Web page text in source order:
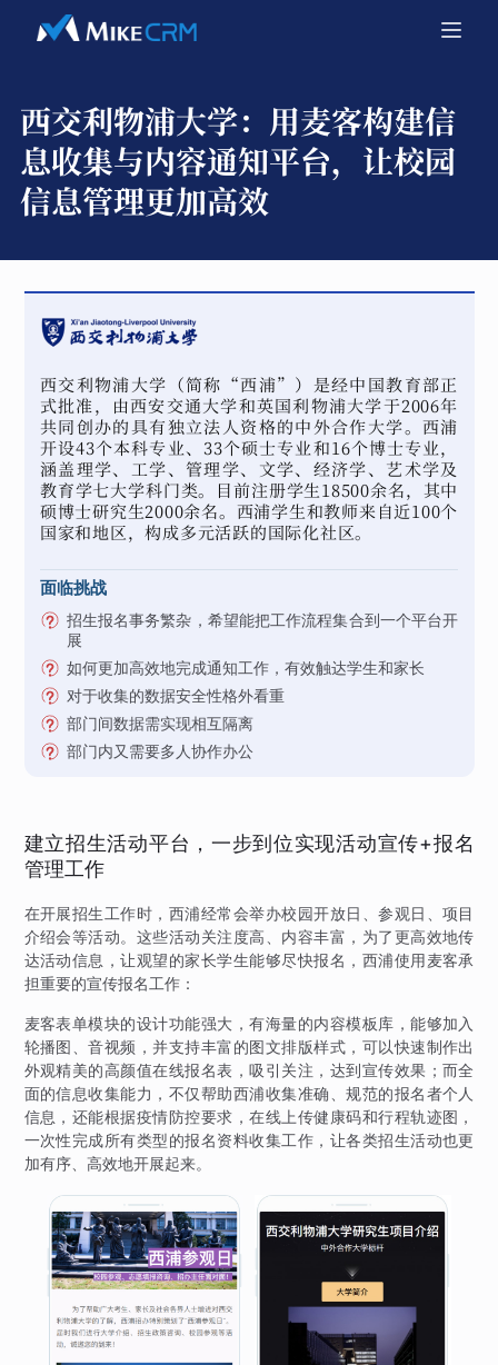
西交利物浦大学： 用麦客构建信
息收集与内容通知平台，让校园
信息管理更加高效
西交利物浦大学（简称“西浦”）是经中国教育部正
式批准，由西安交通大学和英国利物浦大学于2006年
共同创办的具有独立法人资格的中外合作大学。西浦
开设43个本科专业、33个硕士专业和16个博士专业，
涵盖理学、工学、管理学、文学、经济学、艺术学及
教育学七大学科门类。目前注册学生18500余名，其中
硕博士研究生2000余名。西浦学生和教师来自近100个
国家和地区，构成多元活跃的国际化社区。
面临挑战
招生报名事务繁杂，希望能把工作流程集合到一个平台开
展
如何更加高效地完成通知工作，有效触达学生和家长
对于收集的数据安全性格外看重
部门间数据需实现相互隔离
部门内又需要多人协作办公
建立招生活动平台，一步到位实现活动宣传+报名
管理工作
在开展招生工作时，西浦经常会举办校园开放日、参观日、项目
介绍会等活动。这些活动关注度高、内容丰富，为了更高效地传
达活动信息，让观望的家长学生能够尽快报名，西浦使用麦客承
担重要的宣传报名工作：
麦客表单模块的设计功能强大，有海量的内容模板库，能够加入
轮播图、音视频，并支持丰富的图文排版样式，可以快速制作出
外观精美的高颜值在线报名表，吸引关注，达到宣传效果；而全
面的信息收集能力，不仅帮助西浦收集准确、规范的报名者个人
信息，还能根据疫情防控要求，在线上传健康码和行程轨迹图，
一次性完成所有类型的报名资料收集工作，让各类招生活动也更
加有序、高效地开展起来。